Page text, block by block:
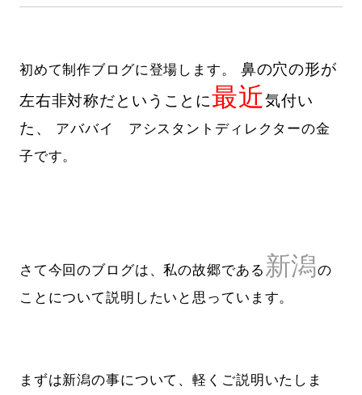
初めて制作ブログに登場します。 鼻の穴の形が
左右非対称だということに最近気付い
た、
アババイ アシスタントディレクターの金
子です。
さて今回のブログは、私の故郷である 新潟の
ことについて説明したいと思っています。
まずは新潟の事について、軽くご説明いたしま